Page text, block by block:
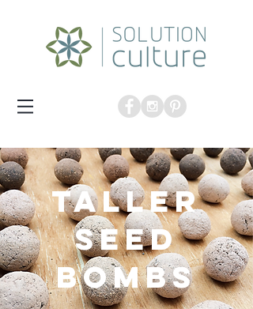
taller
Seed
Bombs